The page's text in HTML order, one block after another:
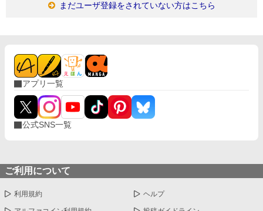
まだユーザ登録をされていない方はこちら
アプリ一覧
公式SNS一覧
ご利用について
利用規約 ヘルプ